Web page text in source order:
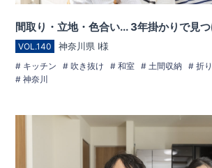
間取り・立地・色合い... 3年掛かりで見
VOL.140 神奈川県 I様
キッチン 吹き抜け 和室 土間収納
折
神奈川